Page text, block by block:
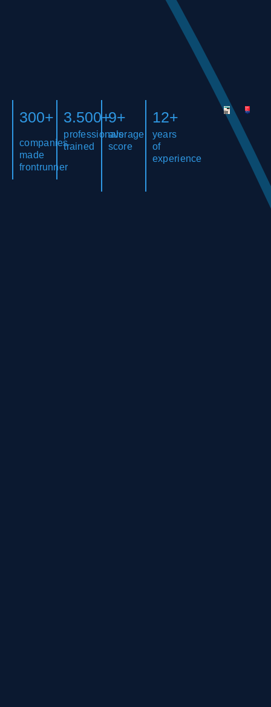
300+
companies
made
frontrunner
3.500+
professionals
trained
9+
average
score
12+
years
of
experience